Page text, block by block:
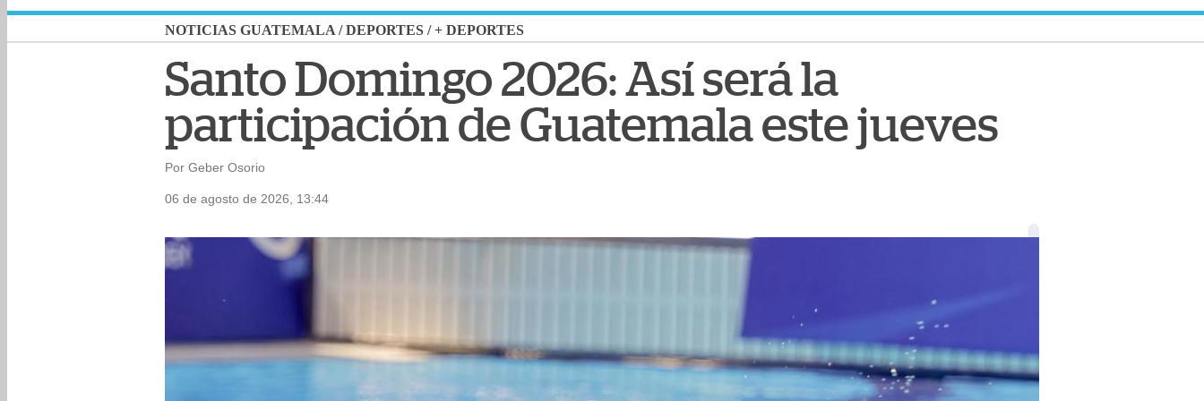
NOTICIAS GUATEMALA /DEPORTES /+ DEPORTES
Santo Domingo 2026: Así será la
participación de Guatemala este jueves
Por Geber Osorio
06 de agosto de 2026, 13:44